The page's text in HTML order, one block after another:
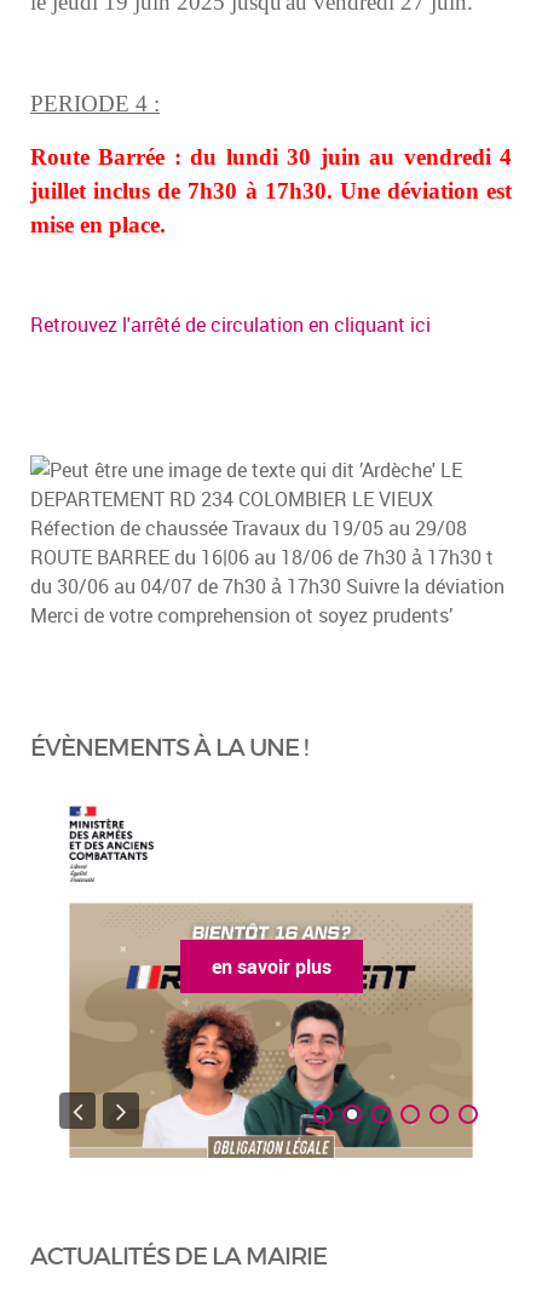
PERIODE 4 :
Route Barrée : du lundi 30 juin au vendredi 4
juillet inclus de 7h30 à 17h30. Une déviation est
mise en place.
Retrouvez l'arrêté de circulation en cliquant ici
ÉVÈNEMENTS À LA UNE !
en savoir plus
ACTUALITÉS DE LA MAIRIE